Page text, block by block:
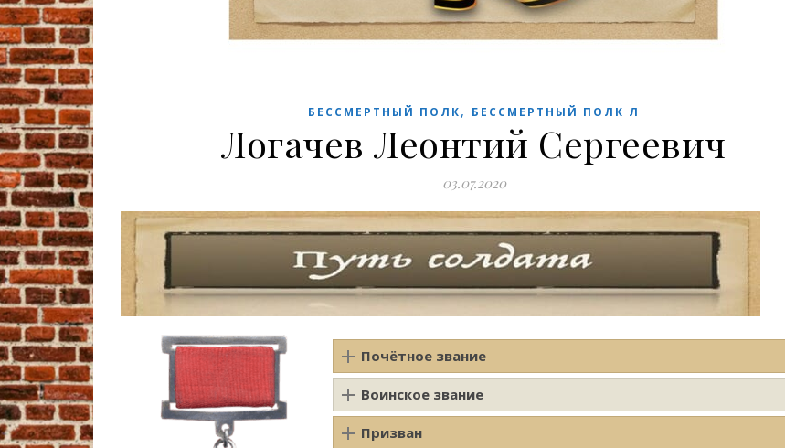
БЕССМЕРТНЫЙ ПОЛК, БЕССМЕРТНЫЙ ПОЛК Л
Логачев Леонтий Сергеевич
03.07.2020
Почётное звание
Воинское звание
Призван